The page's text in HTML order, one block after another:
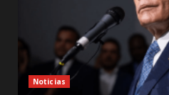
Noticias